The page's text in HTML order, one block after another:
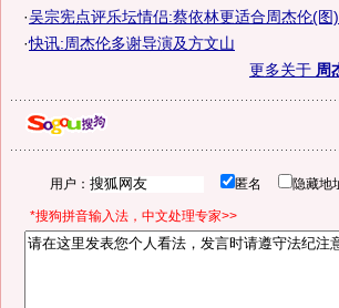
·吴宗宪点评乐坛情侣:蔡依林更适合周杰伦(图)
·快讯:周杰伦多谢导演及方文山
更多关于 周
用户： 匿名 隐藏
*搜狗拼音输入法，中文处理专家>>